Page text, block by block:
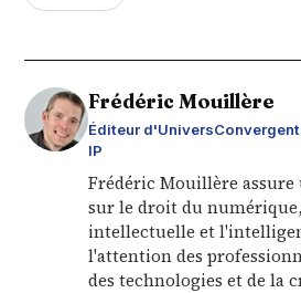
Frédéric Mouillère
Éditeur
IP
Frédéric Mouillère
sur le droit du
intellectuelle et
l'attention des
des technologies et de la